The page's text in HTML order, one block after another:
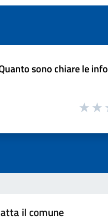
sono chiare le
il comune